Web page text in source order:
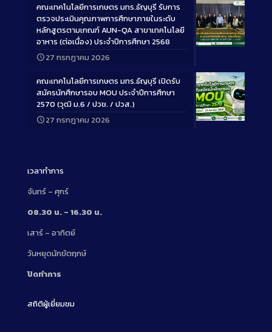
Long
คณะเทคโนโลยีการเกษตร มทร.ธัญบุรี รับการ
ตรวจประเมินคุณภาพการศึกษาภายในระดับ
หลักสูตรตามเกณฑ์ AUN-QA สาขาเทคโนโลยี
อาหาร (ต่อเนื่อง) ประจำปีการศึกษา 2568
27 กรกฎาคม 2026
Long
คณะเทคโนโลยีการเกษตร มทร.ธัญบุรี เปิดรับ
สมัครนักศึกษารอบ MOU ประจำปีการศึกษา
2570 (วุฒิ ม.6 / ปวช. / ปวส.)
27 กรกฎาคม 2026
เวลาทำการ
จันทร์ – ศุกร์
08.30 น. – 16.30 น.
เสาร์ – อาทิตย์
วันหยุดนักขัตฤกษ์
ปิดทำการ
สถิติผู้เยี่ยมชม